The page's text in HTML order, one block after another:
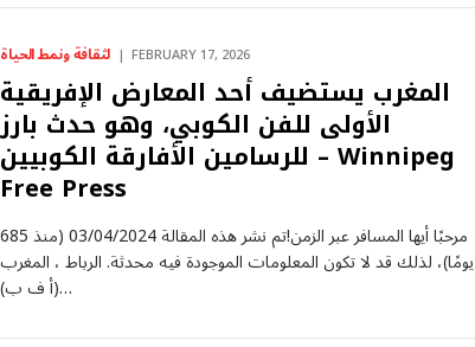
لثقافة ونمط الحياة FEBRUARY 17, 2026
المغرب يستضيف أحد المعارض الإفريقية
الأولى للفن الكوبي، وهو حدث بارز
للرسامين الأفارقة الكوبيين – Winnipeg
Free Press
مرحبًا أيها المسافر عبر الزمن!تم نشر هذه المقالة 03/04/2024 (منذ 685
يومًا)، لذلك قد لا تكون المعلومات الموجودة فيه محدثة. الرباط ، المغرب
(أ ف ب)…